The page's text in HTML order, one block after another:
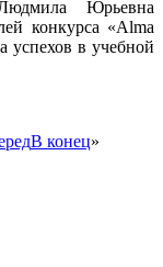
Юрьевна
конкурса «Аlma
успехов в учебной
В конец»